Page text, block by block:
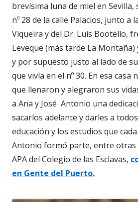
brevísima luna de miel en
nº 28 de la calle Palacios, junto a
Viqueira y del Dr. Luis Bootello,
Leveque (más tarde La
y por supuesto justo al lado de
que vivía en el nº 30. En esa casa
que llenaron y alegraron sus
a Ana y José Antonio una
sacarlos adelante y darles a
educación y los estudios que
Antonio formó parte, entre otras
APA del Colegio de las Esclavas,
en Gente del Puerto.